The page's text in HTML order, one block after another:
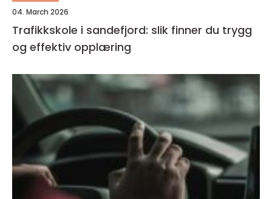
04. March 2026
Trafikkskole i sandefjord: slik finner du trygg
og effektiv opplæring